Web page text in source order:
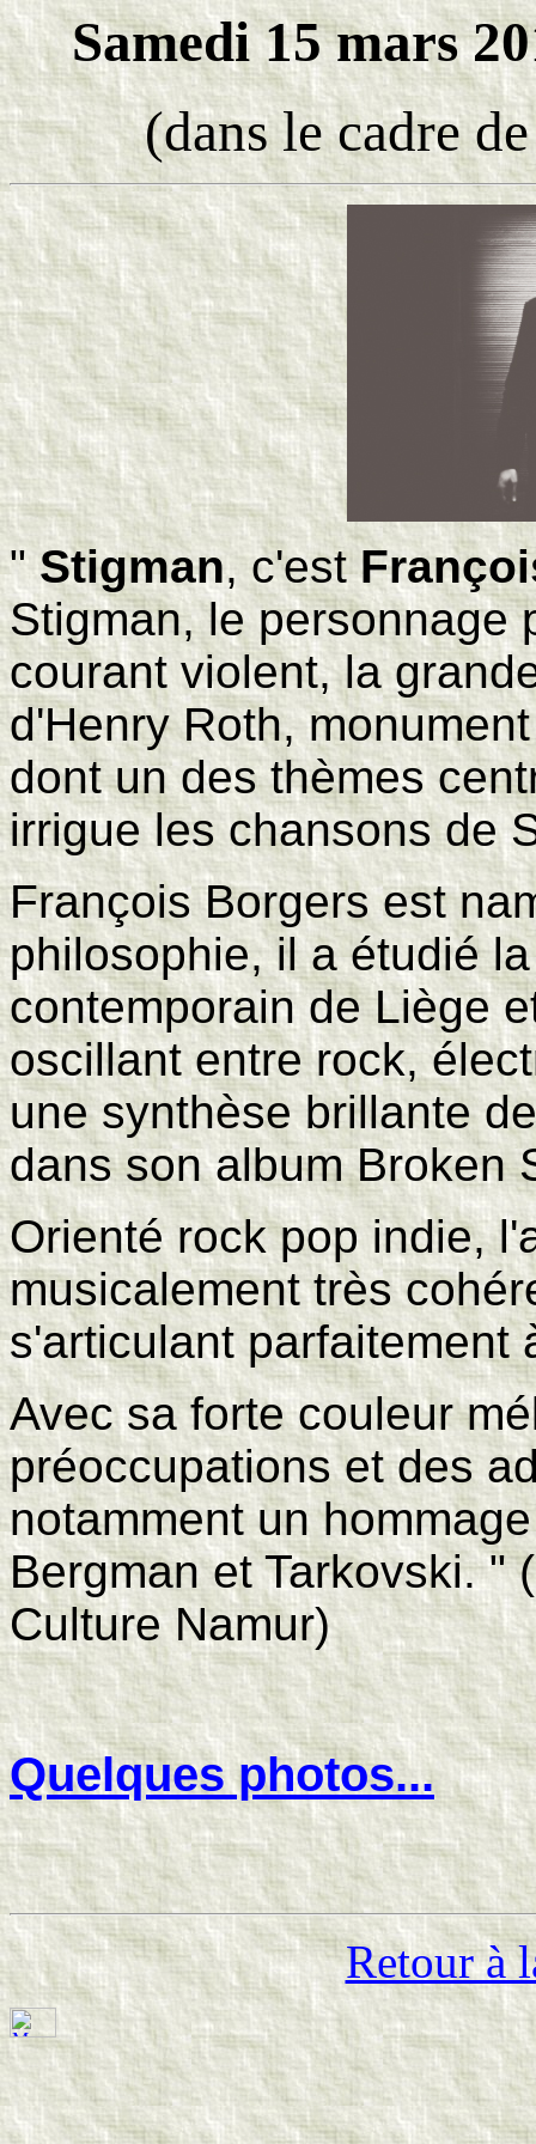
Samedi 15 mars
(dans le cadre
" Stigman, c'est
Stigman, le personnage
courant violent, la
d'Henry Roth,
dont un des thèmes
irrigue les chansons de
François Borgers est
philosophie, il a étudié
contemporain de Liège
oscillant entre rock,
une synthèse brillante
dans son album Broken
Orienté rock pop indie,
musicalement très
s'articulant parfaitement
Avec sa forte couleur
préoccupations et des
notamment un
Bergman et Tarkovski. "
Culture Namur)
Quelques photos...
Retour à